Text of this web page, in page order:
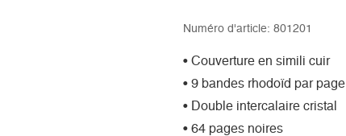
Numéro d'article: 801201
• Couverture en simili cuir
• 9 bandes rhodoïd par page
• Double intercalaire cristal
• 64 pages noires